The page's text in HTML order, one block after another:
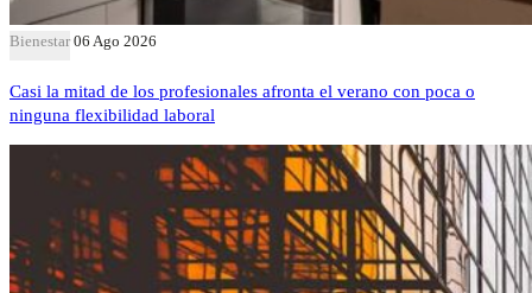
Bienestar 06 Ago 2026
Casi la mitad de los profesionales afronta el verano con poca o
ninguna flexibilidad laboral